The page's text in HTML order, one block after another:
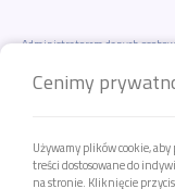
Cenimy
Używamy plików cookie,
treści dostosowane do
na stronie. Kliknięcie
Administratorem danych
dotyczących Twoich danych
Elektronicznej –
poprzez wysłanie
TTCIJ-18.